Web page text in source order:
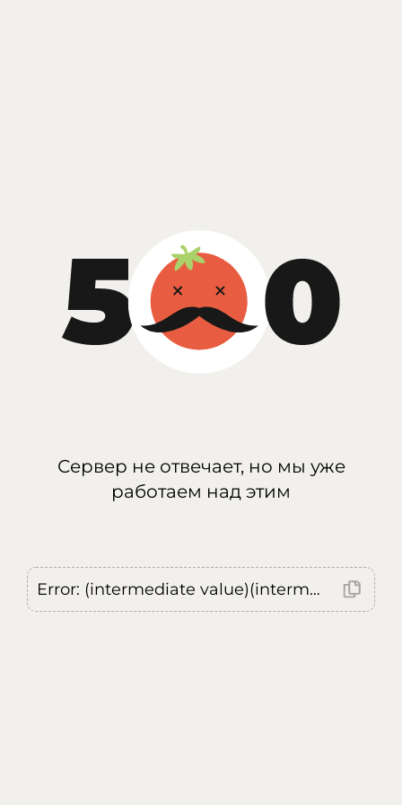
Сервер не отвечает, но мы уже
работаем над этим
Error: (intermediate value)(intermediate value)(intermediate value).replaceAll is not a function